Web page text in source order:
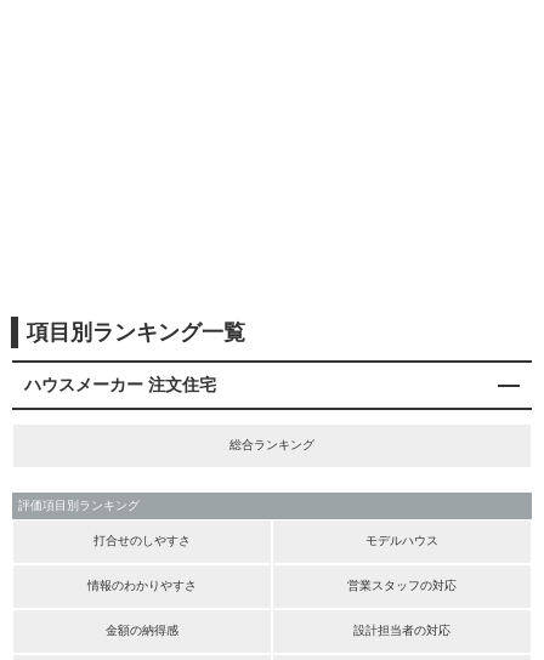
項目別ランキング一覧
ハウスメーカー 注文住宅
総合ランキング
評価項目別ランキング
打合せのしやすさ モデルハウス
情報のわかりやすさ 営業スタッフの対応
金額の納得感 設計担当者の対応